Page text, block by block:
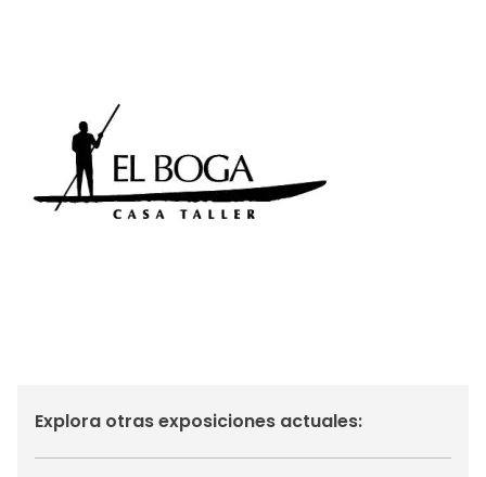
Explora otras exposiciones actuales: